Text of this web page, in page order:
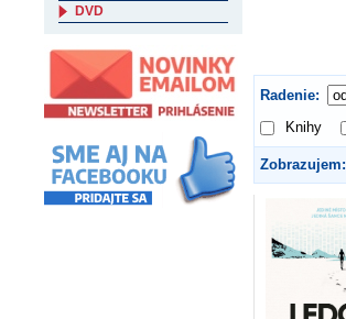
Radenie:
Knihy
Zobrazujem:
DVD